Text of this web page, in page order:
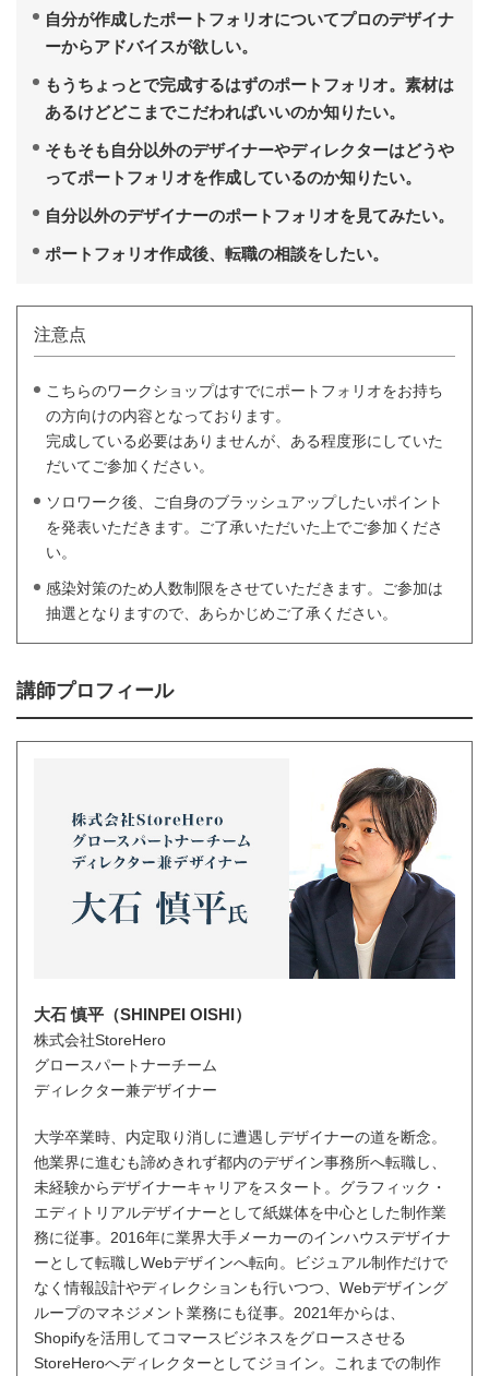
自分が作成したポートフォリオについてプロのデザイナ
ーからアドバイスが欲しい。
もうちょっとで完成するはずのポートフォリオ。素材は
あるけどどこまでこだわればいいのか知りたい。
そもそも自分以外のデザイナーやディレクターはどうや
ってポートフォリオを作成しているのか知りたい。
自分以外のデザイナーのポートフォリオを見てみたい。
ポートフォリオ作成後、転職の相談をしたい。
注意点
こちらのワークショップはすでにポートフォリオをお持ち
の方向けの内容となっております。
完成している必要はありませんが、ある程度形にしていた
だいてご参加ください。
ソロワーク後、ご自身のブラッシュアップしたいポイント
を発表いただきます。ご了承いただいた上でご参加くださ
い。
感染対策のため人数制限をさせていただきます。ご参加は
抽選となりますので、あらかじめご了承ください。
講師プロフィール
大石 慎平（SHINPEI OISHI）
株式会社StoreHero
グロースパートナーチーム
ディレクター兼デザイナー
大学卒業時、内定取り消しに遭遇しデザイナーの道を断念。
他業界に進むも諦めきれず都内のデザイン事務所へ転職し、
未経験からデザイナーキャリアをスタート。グラフィック・
エディトリアルデザイナーとして紙媒体を中心とした制作業
務に従事。2016年に業界大手メーカーのインハウスデザイナ
ーとして転職しWebデザインへ転向。ビジュアル制作だけで
なく情報設計やディレクションも行いつつ、Webデザイング
ループのマネジメント業務にも従事。2021年からは、
Shopifyを活用してコマースビジネスをグロースさせる
StoreHeroへディレクターとしてジョイン。これまでの制作